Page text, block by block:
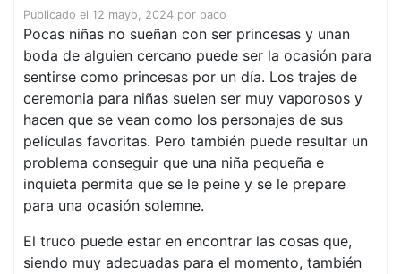
Publicado el 12 mayo, 2024 por paco
Pocas niñas no sueñan con ser princesas y unan
boda de alguien cercano puede ser la ocasión para
sentirse como princesas por un día. Los trajes de
ceremonia para niñas suelen ser muy vaporosos y
hacen que se vean como los personajes de sus
películas favoritas. Pero también puede resultar un
problema conseguir que una niña pequeña e
inquieta permita que se le peine y se le prepare
para una ocasión solemne.
El truco puede estar en encontrar las cosas que,
siendo muy adecuadas para el momento, también